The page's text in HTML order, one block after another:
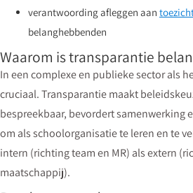
verantwoording afleggen aan
belanghebbenden
Waarom is transparantie
In een complexe en publieke sector als
cruciaal. Transparantie maakt
bespreekbaar, bevordert samenwerking
om als schoolorganisatie te leren en te
intern (richting team en MR) als extern
maatschappij).